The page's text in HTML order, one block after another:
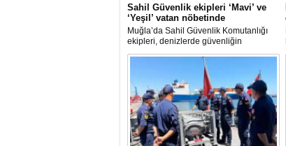
Sahil Güvenlik ekipleri ‘Mavi’ ve
‘Yeşil’ vatan nöbetinde
Muğla’da Sahil Güvenlik Komutanlığı
ekipleri, denizlerde güvenliğin
sağlanmasının yanı sıra yangın
sezonunda ormanların korunmasına
yönelik çalışmalara da destek veriyor.